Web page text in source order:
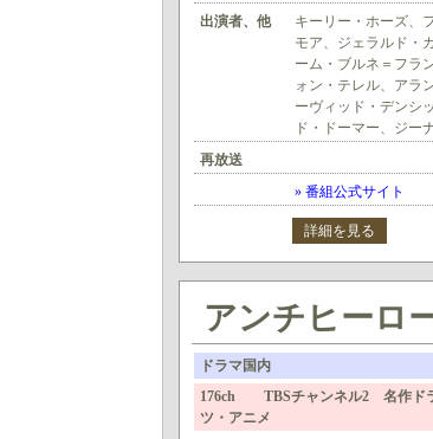
出演者、他
キーリー・ホーズ、
モア、ジェラルド・
ーム・ブルネ＝フラ
ォン・テレル、アラ
ーヴィッド・デンシ
ド・ドーマー、ジー
再放送
» 番組公式サイト
詳細を見る
アンチヒーロ
ドラマ国内
176ch TBSチャンネル2 名作ド
ツ・アニメ